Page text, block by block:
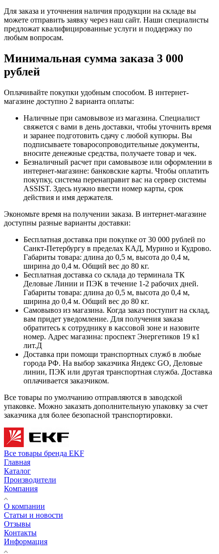
Для заказа и уточнения наличия продукции на складе вы
можете отправить заявку через наш сайт. Наши специалисты
предложат квалифицированные услуги и поддержку по
любым вопросам.
Минимальная сумма заказа 3 000
рублей
Оплачивайте покупки удобным способом. В интернет-
магазине доступно 2 варианта оплаты:
Наличные при самовывозе из магазина. Специалист
свяжется с вами в день доставки, чтобы уточнить время
и заранее подготовить сдачу с любой купюры. Вы
подписываете товаросопроводительные документы,
вносите денежные средства, получаете товар и чек.
Безналичный расчет при самовывозе или оформлении в
интернет-магазине: банковские карты. Чтобы оплатить
покупку, система перенаправит вас на сервер системы
ASSIST. Здесь нужно ввести номер карты, срок
действия и имя держателя.
Экономьте время на получении заказа. В интернет-магазине
доступны разные варианты доставки:
Бесплатная доставка при покупке от 30 000 рублей по
Санкт-Петербургу в пределах КАД, Мурино и Кудрово.
Габариты товара: длина до 0,5 м, высота до 0,4 м,
ширина до 0,4 м. Общий вес до 80 кг.
Бесплатная доставка со склада до терминала ТК
Деловые Линии и ПЭК в течение 1-2 рабочих дней.
Габариты товара: длина до 0,5 м, высота до 0,4 м,
ширина до 0,4 м. Общий вес до 80 кг.
Самовывоз из магазина. Когда заказ поступит на склад,
вам придет уведомление. Для получения заказа
обратитесь к сотруднику в кассовой зоне и назовите
номер. Адрес магазина: проспект Энергетиков 19 к1
лит.Д
Доставка при помощи транспортных служб в любые
города РФ. На выбор заказчика Яндекс GO, Деловые
линии, ПЭК или другая транспортная служба. Доставка
оплачивается заказчиком.
Все товары по умолчанию отправляются в заводской
упаковке. Можно заказать дополнительную упаковку за счет
заказчика для более безопасной транспортировки.
Все товары бренда EKF
Главная
Каталог
Производители
Компания
О компании
Статьи и новости
Отзывы
Контакты
Информация